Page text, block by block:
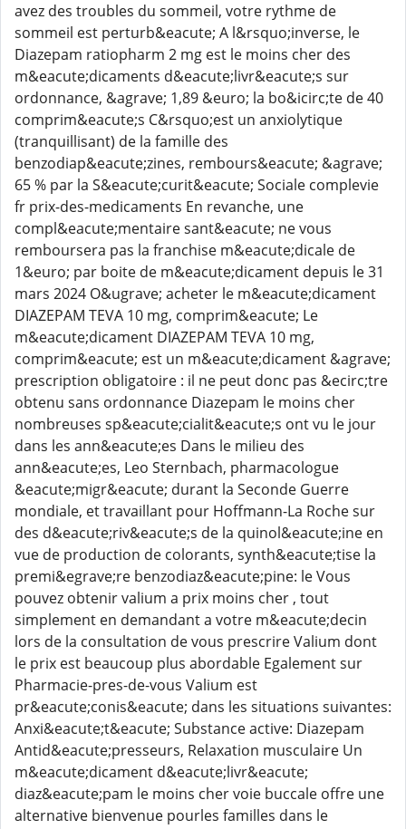
avez des troubles du sommeil, votre rythme de
sommeil est perturb&eacute; A l&rsquo;inverse, le
Diazepam ratiopharm 2 mg est le moins cher des
m&eacute;dicaments d&eacute;livr&eacute;s sur
ordonnance, &agrave; 1,89 &euro; la bo&icirc;te de 40
comprim&eacute;s C&rsquo;est un anxiolytique
(tranquillisant) de la famille des
benzodiap&eacute;zines, rembours&eacute; &agrave;
65 % par la S&eacute;curit&eacute; Sociale complevie
fr prix-des-medicaments En revanche, une
compl&eacute;mentaire sant&eacute; ne vous
remboursera pas la franchise m&eacute;dicale de
1&euro; par boite de m&eacute;dicament depuis le 31
mars 2024 O&ugrave; acheter le m&eacute;dicament
DIAZEPAM TEVA 10 mg, comprim&eacute; Le
m&eacute;dicament DIAZEPAM TEVA 10 mg,
comprim&eacute; est un m&eacute;dicament &agrave;
prescription obligatoire : il ne peut donc pas &ecirc;tre
obtenu sans ordonnance Diazepam le moins cher
nombreuses sp&eacute;cialit&eacute;s ont vu le jour
dans les ann&eacute;es Dans le milieu des
ann&eacute;es, Leo Sternbach, pharmacologue
&eacute;migr&eacute; durant la Seconde Guerre
mondiale, et travaillant pour Hoffmann-La Roche sur
des d&eacute;riv&eacute;s de la quinol&eacute;ine en
vue de production de colorants, synth&eacute;tise la
premi&egrave;re benzodiaz&eacute;pine: le Vous
pouvez obtenir valium a prix moins cher , tout
simplement en demandant a votre m&eacute;decin
lors de la consultation de vous prescrire Valium dont
le prix est beaucoup plus abordable Egalement sur
Pharmacie-pres-de-vous Valium est
pr&eacute;conis&eacute; dans les situations suivantes:
Anxi&eacute;t&eacute; Substance active: Diazepam
Antid&eacute;presseurs, Relaxation musculaire Un
m&eacute;dicament d&eacute;livr&eacute;
diaz&eacute;pam le moins cher voie buccale offre une
alternative bienvenue pourles familles dans le